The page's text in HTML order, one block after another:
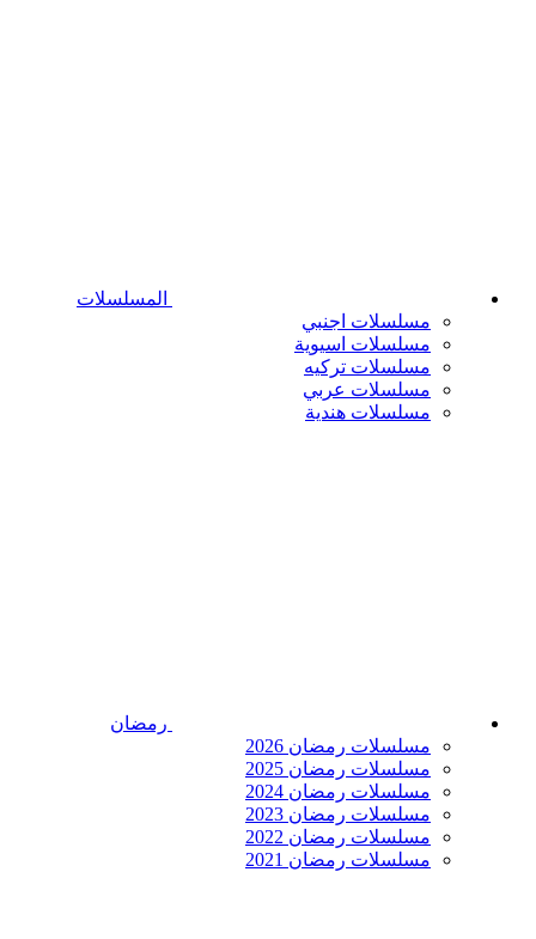
المسلسلات
مسلسلات اجنبي
مسلسلات اسيوية
مسلسلات تركيه
مسلسلات عربي
مسلسلات هندية
رمضان
مسلسلات رمضان 2026
مسلسلات رمضان 2025
مسلسلات رمضان 2024
مسلسلات رمضان 2023
مسلسلات رمضان 2022
مسلسلات رمضان 2021